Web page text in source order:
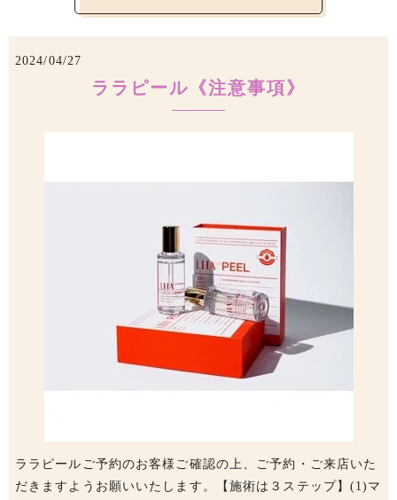
2024/04/27
ララピール《注意事項》
ララピールご予約のお客様ご確認の上、ご予約・ご来店いた
だきますようお願いいたします。【施術は３ステップ】(1)マ